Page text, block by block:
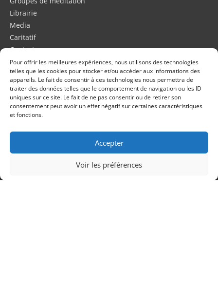
Pour offrir les meilleures expériences, nous utilisons des technologies
telles que les cookies pour stocker et/ou accéder aux informations des
appareils. Le fait de consentir à ces technologies nous permettra de
traiter des données telles que le comportement de navigation ou les ID
uniques sur ce site. Le fait de ne pas consentir ou de retirer son
consentement peut avoir un effet négatif sur certaines caractéristiques
et fonctions.
Accepter
Voir les préférences
Librairie
Media
Caritatif
Contact
Mentions Légales
Politique de confidentialité
Retours & remboursements
CGV
Politique de cookies (UE)
Soutenir IKY France !